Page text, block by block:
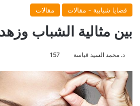
قضايا شبابية - مقالات مقالات
بين مثالية الشباب
د. محمد السيد قياسة 157